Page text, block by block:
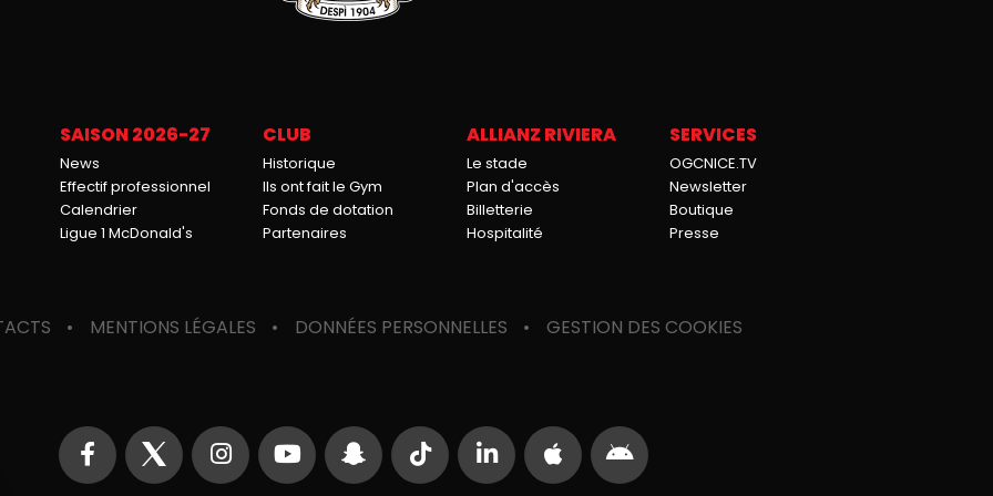
SAISON 2026-27
News
Effectif professionnel
Calendrier
Ligue 1 McDonald's
CLUB
Historique
Ils ont fait le Gym
Fonds de dotation
Partenaires
ALLIANZ RIVIERA
Le stade
Plan d'accès
Billetterie
Hospitalité
SERVICES
OGCNICE.TV
Newsletter
Boutique
Presse
MENTIONS LÉGALES DONNÉES PERSONNELLES GESTION DES COOKIES